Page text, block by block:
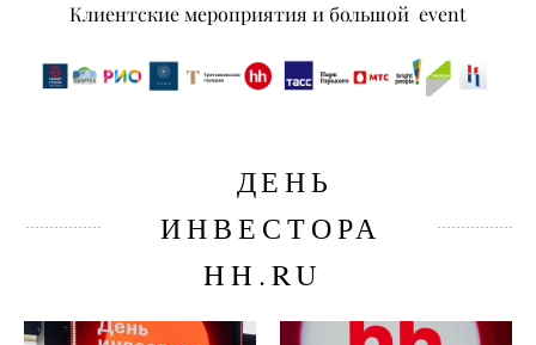
Клиентские мероприятия и большой event
ДЕНЬ
ИНВЕСТОРА
HH.RU